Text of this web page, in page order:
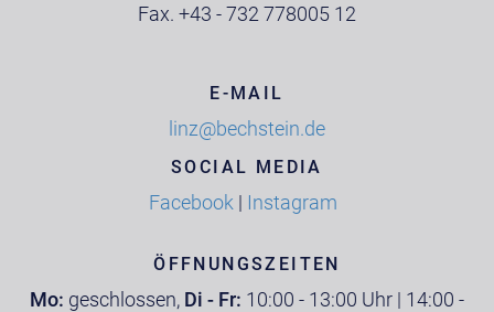
Fax. +43 - 732 778005 12
E-MAIL
linz@bechstein.de
SOCIAL MEDIA
Facebook| Instagram
ÖFFNUNGSZEITEN
Mo: geschlossen, Di - Fr: 10:00 - 13:00 Uhr | 14:00 -